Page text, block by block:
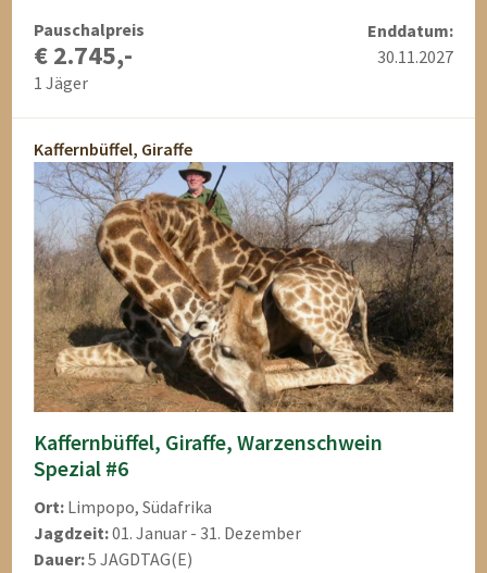
Pauschalpreis
€ 2.745,-
1 Jäger
Enddatum:
30.11.2027
Kaffernbüffel, Giraffe
Kaffernbüffel, Giraffe, Warzenschwein
Spezial #6
Ort: Limpopo, Südafrika
Jagdzeit:01. Januar - 31. Dezember
Dauer:5 JAGDTAG(E)